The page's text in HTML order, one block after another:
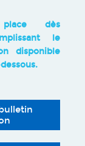
dès
le
disponible